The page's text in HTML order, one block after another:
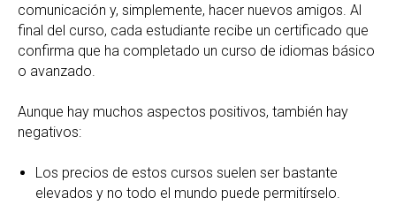
comunicación y, simplemente, hacer nuevos amigos. Al
final del curso, cada estudiante recibe un certificado que
confirma que ha completado un curso de idiomas básico
o avanzado.
Aunque hay muchos aspectos positivos, también hay
negativos:
Los precios de estos cursos suelen ser bastante
elevados y no todo el mundo puede permitírselo.